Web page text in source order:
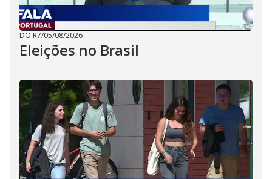
DO R7/05/08/2026
Eleições no Brasil